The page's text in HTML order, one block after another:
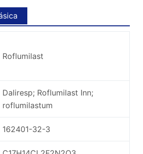
Roflumilast
Daliresp; Roflumilast Inn;
roflumilastum
162401-32-3